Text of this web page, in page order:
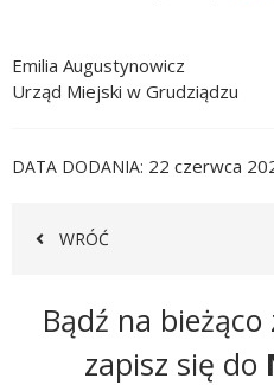
Emilia Augustynowicz
Urząd Miejski w Grudziądzu
DATA DODANIA 22 czerwca
WRÓĆ
Newsletter
Bądź na
zapisz się do